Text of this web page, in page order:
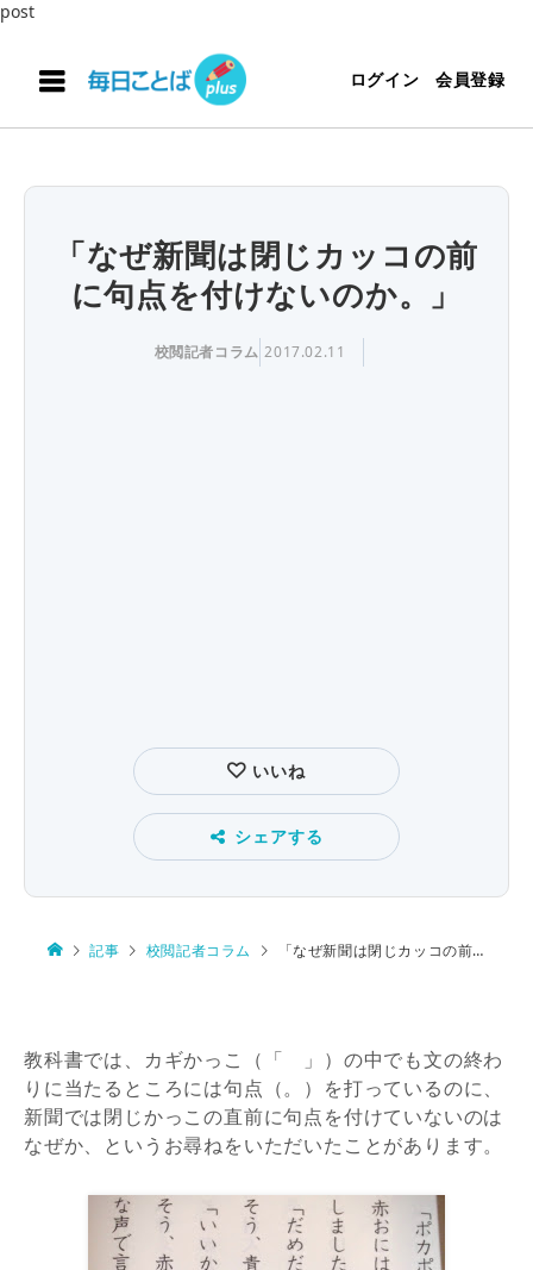
post
ログイン 会員登録
「なぜ新聞は閉じカッコの前
に句点を付けないのか。」
校閲記者コラム 2017.02.11
いいね
シェアする
記事 校閲記者コラム 「なぜ新聞は閉じカッコの前に句点を付けないのか。」
教科書では、カギかっこ（「 」）の中でも文の終わ
りに当たるところには句点（。）を打っているのに、
新聞では閉じかっこの直前に句点を付けていないのは
なぜか、というお尋ねをいただいたことがあります。